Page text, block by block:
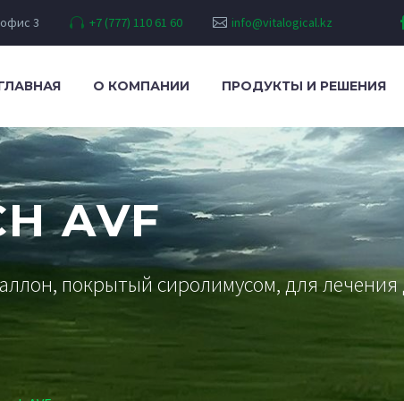
3 +7 (777) 110 61 60 info@vitalogical.kz
О КОМПАНИИ ПРОДУКТЫ И РЕШЕНИЯ
AVF
покрытый сиролимусом, для